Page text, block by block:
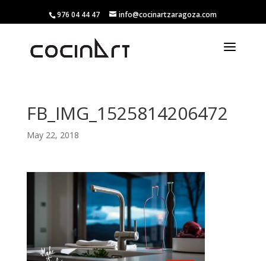
976 04 44 47 info@cocinartzaragoza.com
FB_IMG_1525814206472
May 22, 2018